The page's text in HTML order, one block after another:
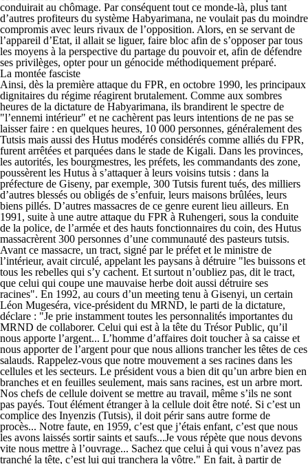
conduirait au chômage. Par conséquent tout ce monde-là, plus tant
d’autres profiteurs du système Habyarimana, ne voulait pas du moindre
compromis avec leurs rivaux de l’opposition. Alors, en se servant de
l’appareil d’Etat, il allait se liguer, faire bloc afin de s’opposer par tous
les moyens à la perspective du partage du pouvoir et, afin de défendre
ses privilèges, opter pour un génocide méthodiquement préparé.
La montée fasciste
Ainsi, dès la première attaque du FPR, en octobre 1990, les principaux
dignitaires du régime réagirent brutalement. Comme aux sombres
heures de la dictature de Habyarimana, ils brandirent le spectre de
"l’ennemi intérieur" et ne cachèrent pas leurs intentions de ne pas se
laisser faire : en quelques heures, 10 000 personnes, généralement des
Tutsis mais aussi des Hutus modérés considérés comme alliés du FPR,
furent arrêtées et parquées dans le stade de Kigali. Dans les provinces,
les autorités, les bourgmestres, les préfets, les commandants des zone,
poussèrent les Hutus à s’attaquer à leurs voisins tutsis : dans la
préfecture de Giseny, par exemple, 300 Tutsis furent tués, des milliers
d’autres blessés ou obligés de s’enfuir, leurs maisons brûlées, leurs
biens pillés. D’autres massacres de ce genre eurent lieu ailleurs. En
1991, suite à une autre attaque du FPR à Ruhengeri, sous la conduite
de la police, de l’armée et des hauts fonctionnaires du coin, des Hutus
massacrèrent 300 personnes d’une communauté des pasteurs tutsis.
Avant ce massacre, un tract, signé par le préfet et le ministre de
l’intérieur, avait circulé, appelant les paysans à détruire "les buissons et
tous les rebelles qui s’y cachent. Et surtout n’oubliez pas, dit le tract,
que celui qui coupe une mauvaise herbe doit aussi détruire ses
racines". En 1992, au cours d’un meeting tenu à Gisenyi, un certain
Léon Mugeséra, vice-président du MRND, le parti de la dictature,
déclare : "Je prie instamment toutes les personnalités importantes du
MRND de collaborer. Celui qui est à la tête du Trésor Public, qu’il
nous apporte l’argent... L’homme d’affaires doit toucher à sa caisse et
nous apporter de l’argent pour que nous allions trancher les têtes de ces
salauds. Rappelez-vous que notre mouvement a ses racines dans les
cellules et les secteurs. Le président vous a bien dit qu’un arbre bien en
branches et en feuilles seulement, mais sans racines, est un arbre mort.
Nos chefs de cellule doivent se mettre au travail, même s’ils ne sont
pas payés. Tout élément étranger à la cellule doit être noté. Si c’est un
complice des Inyenzis (Tutsis), il doit périr sans autre forme de
procès... Notre faute, en 1959, c’est que j’étais enfant, c’est que nous
les avons laissés sortir saints et saufs...Je vous répète que nous devons
vite nous mettre à l’ouvrage... Sachez que celui à qui vous n’avez pas
tranché la tête, c’est lui qui tranchera la vôtre." En fait, à partir de